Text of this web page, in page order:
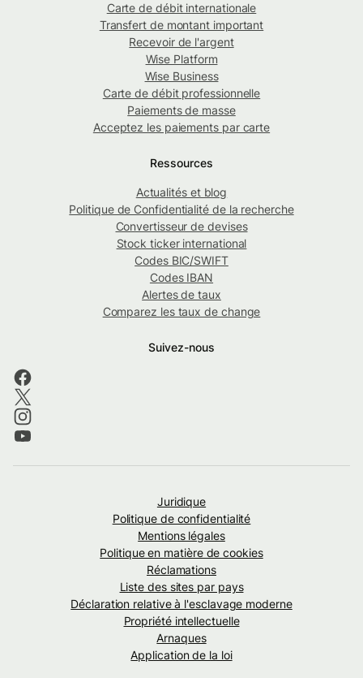
Carte de débit internationale
Transfert de montant important
Recevoir de l'argent
Wise Platform
Wise Business
Carte de débit professionnelle
Paiements de masse
Acceptez les paiements par carte
Ressources
Actualités et blog
Politique de Confidentialité de la recherche
Convertisseur de devises
Stock ticker international
Codes BIC/SWIFT
Codes IBAN
Alertes de taux
Comparez les taux de change
Suivez-nous
Juridique
Politique de confidentialité
Mentions légales
Politique en matière de cookies
Réclamations
Liste des sites par pays
Déclaration relative à l'esclavage moderne
Propriété intellectuelle
Arnaques
Application de la loi